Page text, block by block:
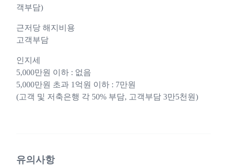
객부담)
근저당 해지비용
고객부담
인지세
5,000만원 이하 : 없음
5,000만원 초과 1억원 이하 : 7만원
(고객 및 저축은행 각 50% 부담, 고객부담 3만5천원)
유의사항